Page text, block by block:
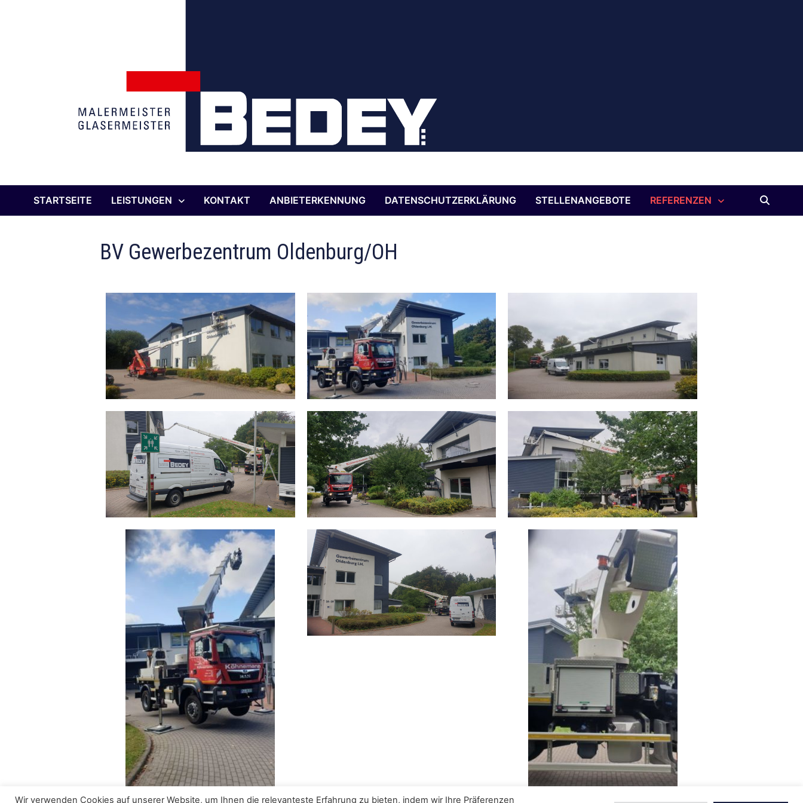
STARTSEITE LEISTUNGEN KONTAKT ANBIETERKENNUNG DATENSCHUTZERKLÄRUNG STELLENANGEBOTE REFERENZEN
BV Gewerbezentrum Oldenburg/OH
Wir verwenden Cookies auf unserer Website, um Ihnen die relevanteste Erfahrung zu bieten, indem wir Ihre Präferenzen